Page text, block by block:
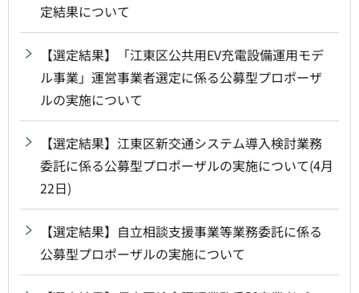
定結果について
【選定結果】「江東区公共用EV充電設備運用モデ
ル事業」運営事業者選定に係る公募型プロポーザ
ルの実施について
【選定結果】江東区新交通システム導入検討業務
委託に係る公募型プロポーザルの実施について(4月
22日)
【選定結果】自立相談支援事業等業務委託に係る
公募型プロポーザルの実施について